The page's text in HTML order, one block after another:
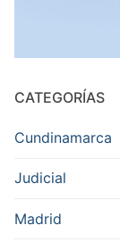
CATEGORÍAS
Cundinamarca
Judicial
Madrid